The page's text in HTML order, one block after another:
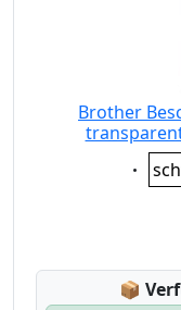
Brother
📦